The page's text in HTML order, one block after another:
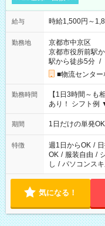
給与 時給1,500円～
勤務地
京都市中京区
京都市役所前駅
駅から徒歩5分 /
■物流センタ
勤務時間
【1日3時間～も
あり！ シフト
▼18:00～21:00
期間 1日だけの単発
特徴 週1日からOK /
OK / 服装自由 /
し / パソコンス
気になる！